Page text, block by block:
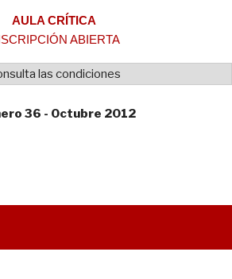
AULA CRÍTICA
ABIERTA
las condiciones
36 - Octubre 2012